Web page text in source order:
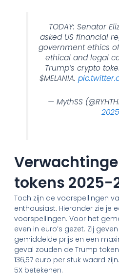
TODAY: Senator
asked US financial
government ethics
ethical and legal
Trump’s crypto
$MELANIA.
— MythSS
2025
tokens 2025-
Toch zijn de voorspellingen
enthousiast. Hieronder zie je
voorspellingen. Voor het
even in euro’s gezet. Zij
gemiddelde prijs en een
geval zouden de Trump
136,57 euro per stuk waard
5X betekenen.